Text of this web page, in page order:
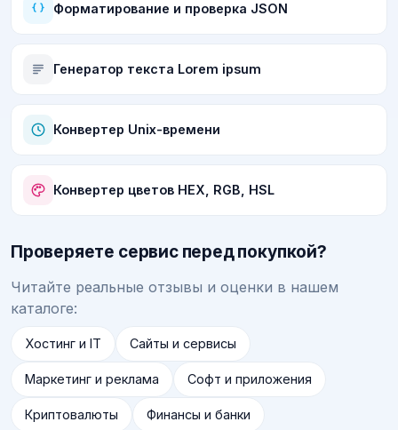
Форматирование и проверка JSON
Генератор текста Lorem ipsum
Конвертер Unix-времени
Конвертер цветов HEX, RGB, HSL
Проверяете сервис перед покупкой?
Читайте реальные отзывы и оценки в нашем
каталоге:
Хостинг и IT Сайты и сервисы
Маркетинг и реклама Софт и приложения
Криптовалюты Финансы и банки